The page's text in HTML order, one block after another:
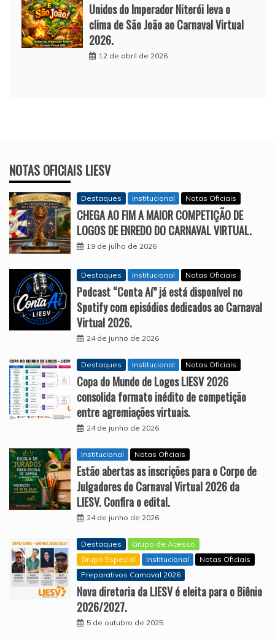
Unidos do Imperador Niterói leva o
clima de São João ao Carnaval Virtual
2026.
12 de abril de 2026
NOTAS OFICIAIS LIESV
Destaques Institucional Notas Oficiais
CHEGA AO FIM A MAIOR COMPETIÇÃO DE
LOGOS DE ENREDO DO CARNAVAL VIRTUAL.
19 de julho de 2026
Destaques Institucional Notas Oficiais
Podcast “Conta Aí” já está disponível no
Spotify com episódios dedicados ao Carnaval
Virtual 2026.
24 de junho de 2026
Destaques Institucional Notas Oficiais
Copa do Mundo de Logos LIESV 2026
consolida formato inédito de competição
entre agremiações virtuais.
24 de junho de 2026
Institucional Notas Oficiais
Estão abertas as inscrições para o Corpo de
Julgadores do Carnaval Virtual 2026 da
LIESV. Confira o edital.
24 de junho de 2026
Destaques
Grupo de Acesso
Grupo Especial
Institucional
Notas Oficiais
Preparativos Carnaval 2026
Nova diretoria da LIESV é eleita para o Biênio
2026/2027.
5 de outubro de 2025